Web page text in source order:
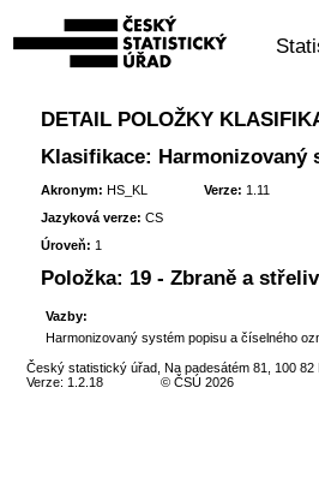
DETAIL POLOŽKY
Klasifikace: Harmonizovaný
Akronym: HS_KL Verze: 1.11
Jazyková verze: CS
Úroveň: 1
Položka: 19 - Zbraně a
Vazby:
Harmonizovaný systém popisu a číselného
Český statistický úřad, Na padesátém 81, 100 82
Verze: 1.2.18
© ČSÚ 2026